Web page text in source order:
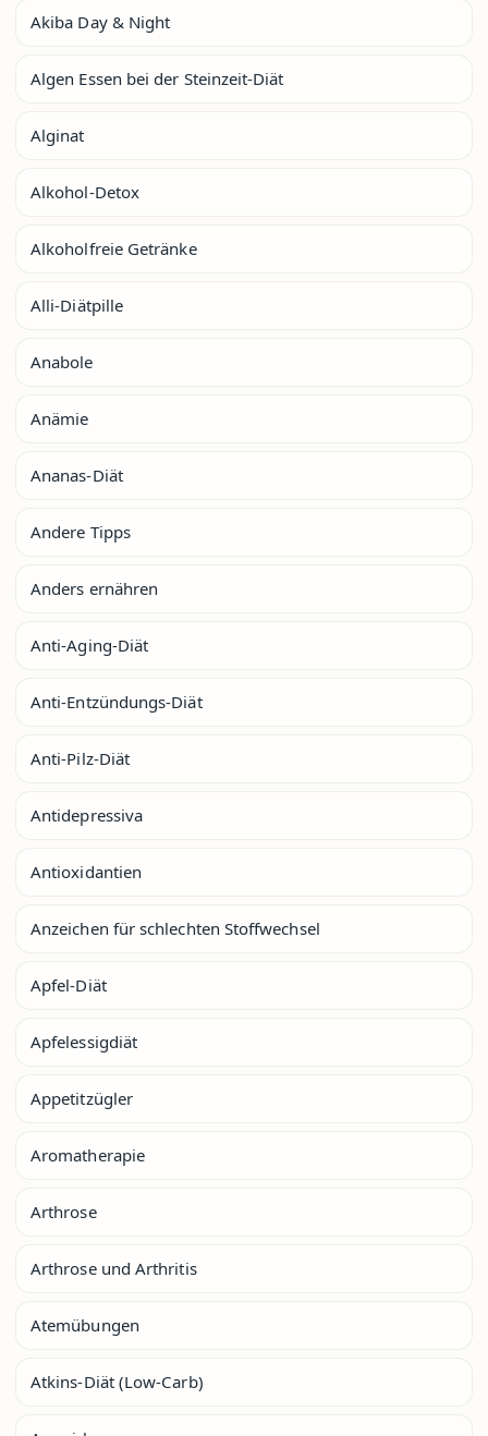
Akiba Day & Night
Algen Essen bei der Steinzeit-Diät
Alginat
Alkohol-Detox
Alkoholfreie Getränke
Alli-Diätpille
Anabole
Anämie
Ananas-Diät
Andere Tipps
Anders ernähren
Anti-Aging-Diät
Anti-Entzündungs-Diät
Anti-Pilz-Diät
Antidepressiva
Antioxidantien
Anzeichen für schlechten Stoffwechsel
Apfel-Diät
Apfelessigdiät
Appetitzügler
Aromatherapie
Arthrose
Arthrose und Arthritis
Atemübungen
Atkins-Diät (Low-Carb)